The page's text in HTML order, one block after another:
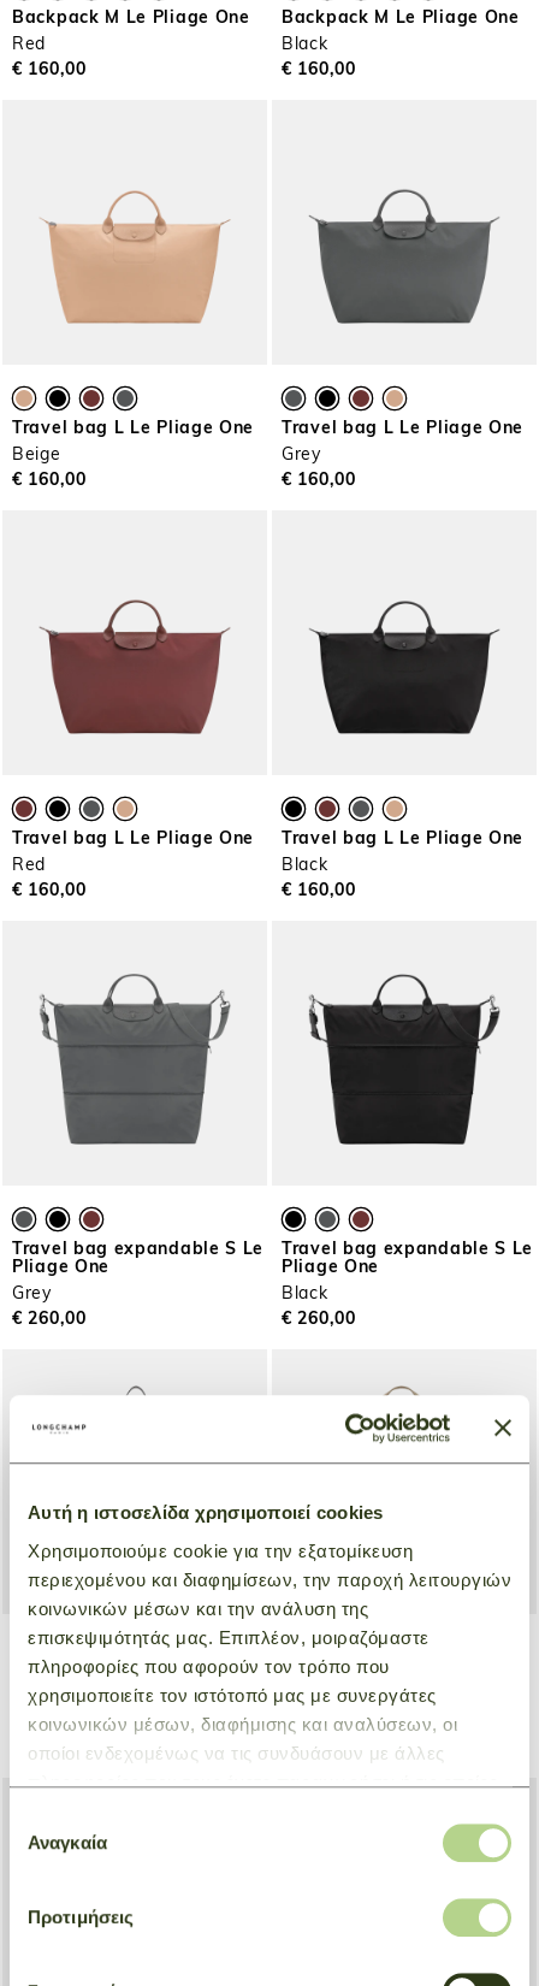
Αυτή η ιστοσελίδα χρησιμοποιεί cookies
Χρησιμοποιούμε cookie για την εξατομίκευση
περιεχομένου και διαφημίσεων, την παροχή λειτουργιών
κοινωνικών μέσων και την ανάλυση της
επισκεψιμότητάς μας. Επιπλέον, μοιραζόμαστε
πληροφορίες που αφορούν τον τρόπο που
χρησιμοποιείτε τον ιστότοπό μας με συνεργάτες
κοινωνικών μέσων, διαφήμισης και αναλύσεων, οι
οποίοι ενδεχομένως να τις συνδυάσουν με άλλες
πληροφορίες που τους έχετε παραχωρήσει ή τις οποίες
των υπηρεσιών τους.
συγκατάθεσης
Αναγκαία
Προτιμήσεις
Backpack M Le Pliage One
Red
€ 160,00
Backpack M Le Pliage One
Black
€ 160,00
Travel bag L Le Pliage One
Beige
€ 160,00
Travel bag L Le Pliage One
Grey
€ 160,00
Travel bag L Le Pliage One
Red
€ 160,00
Travel bag L Le Pliage One
Black
€ 160,00
Travel bag expandable S Le
Pliage One
Grey
€ 260,00
Travel bag expandable S Le
Pliage One
Black
€ 260,00
Shoulder bag M Le Pliage
Xtra
Grey
€ 480,00
Natural
€ 500,00